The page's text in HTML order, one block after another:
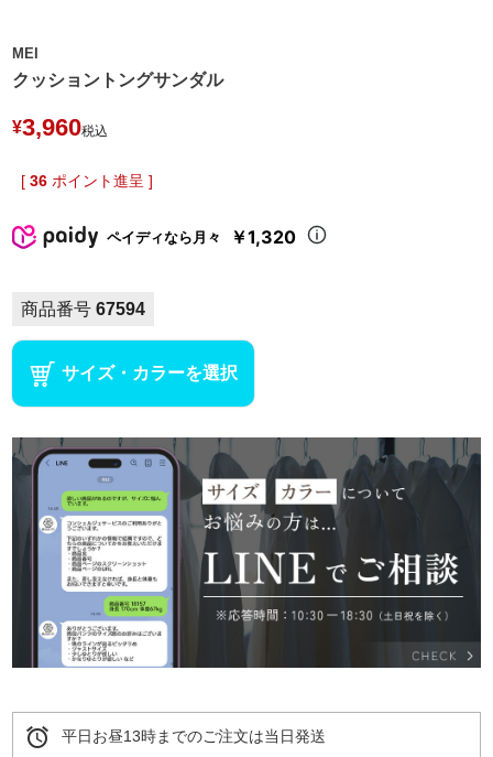
MEI
クッショントングサンダル
¥3,960税込
[ 36 ポイント進呈 ]
ペイディなら月々 ￥1,320
商品番号 67594
サイズ・カラーを選択
alarm 平日お昼13時までのご注文は当日発送